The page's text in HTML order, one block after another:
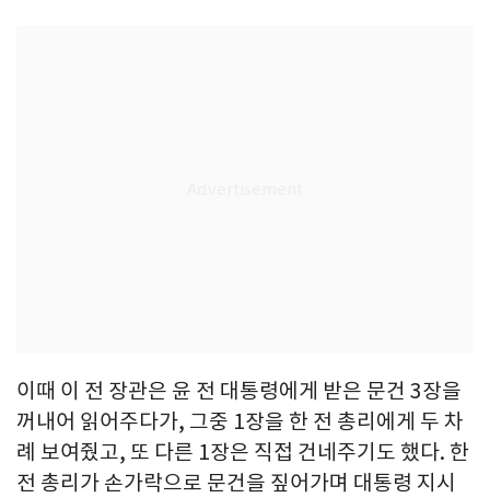
이때 이 전 장관은 윤 전 대통령에게 받은 문건 3장을
꺼내어 읽어주다가, 그중 1장을 한 전 총리에게 두 차
례 보여줬고, 또 다른 1장은 직접 건네주기도 했다. 한
전 총리가 손가락으로 문건을 짚어가며 대통령 지시